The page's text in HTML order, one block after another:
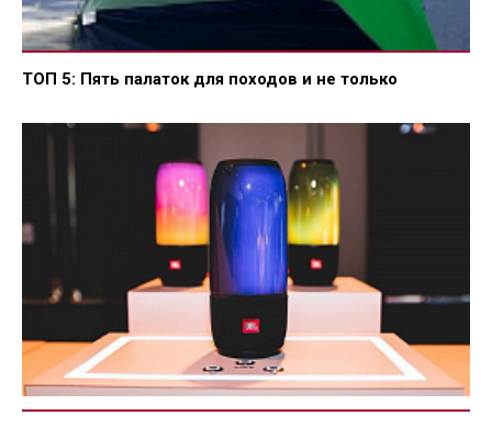
ТОП 5: Пять палаток для походов и не только